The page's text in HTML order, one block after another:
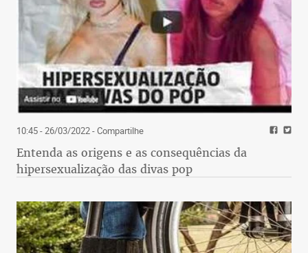
10:45 - 26/03/2022- Compartilhe
Entenda as origens e as consequências da
hipersexualização das divas pop